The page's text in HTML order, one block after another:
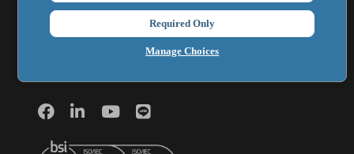
Manage Choices
Required Only
聯絡我們